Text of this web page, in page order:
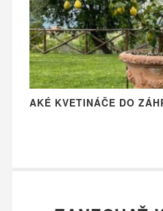
AKÉ KVETINÁČE DO